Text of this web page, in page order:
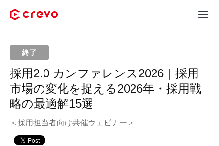
採用コンテンツ制作
サービス
制作実績
料金
終了
採用2.0 カンファレンス2026｜採用
市場の変化を捉える2026年・採用戦
略の最適解15選
＜採用担当者向け共催ウェビナー＞